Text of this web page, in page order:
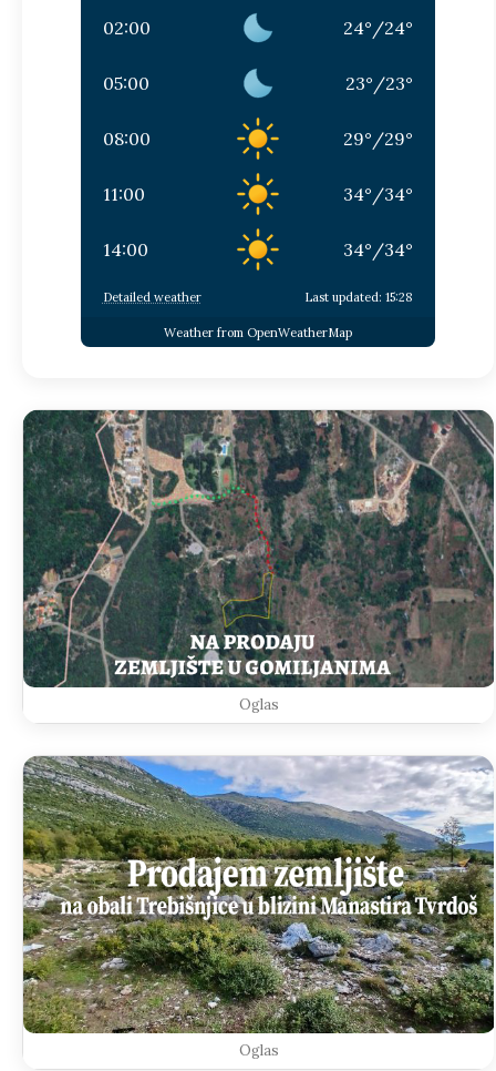
02:00 24°/24°
05:00 23°/23°
08:00 29°/29°
11:00 34°/34°
14:00 34°/34°
Detailed weather Last updated: 15:28
Weather from OpenWeatherMap
Oglas
Oglas